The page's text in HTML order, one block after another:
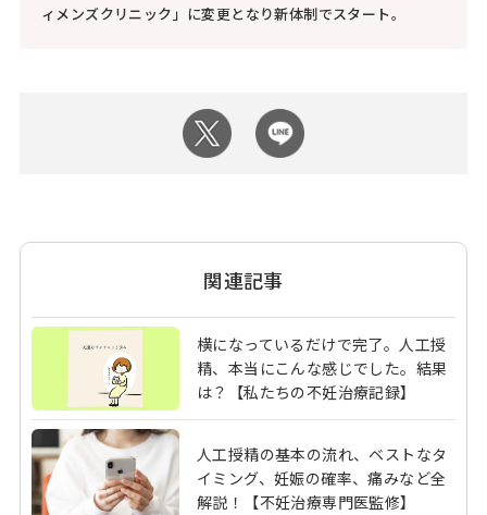
ィメンズクリニック」に変更となり新体制でスタート。
関連記事
横になっているだけで完了。人工授
精、本当にこんな感じでした。結果
は？【私たちの不妊治療記録】
人工授精の基本の流れ、ベストなタ
イミング、妊娠の確率、痛みなど全
解説！【不妊治療専門医監修】